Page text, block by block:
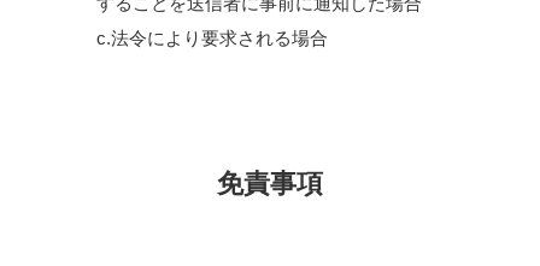
c.法令により要求される場合
免責事項